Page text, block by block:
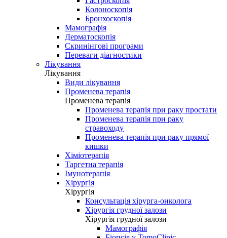
Колоноскопія
Бронхоскопія
Мамографія
Дерматоскопія
Скринінгові програми
Переваги діагностики
Лікування
Лікування
Види лікування
Променева терапія
Променева терапія
Променева терапія при раку простати
Променева терапія при раку
стравоходу
Променева терапія при раку прямої
кишки
Хіміотерапія
Таргетна терапія
Імунотерапія
Хірургія
Хірургія
Консультація хірурга-онколога
Хірургія грудної залози
Хірургія грудної залози
Мамографія